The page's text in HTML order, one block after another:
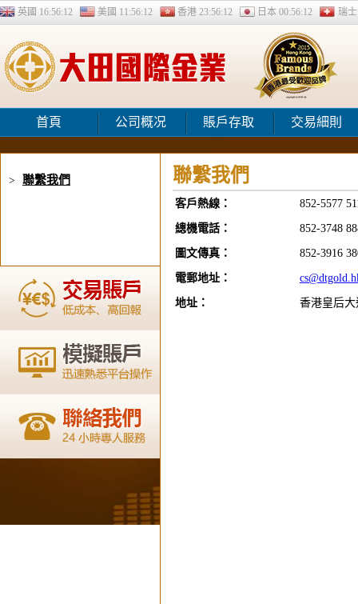
英國 16:56:12 美國 11:56:12 香港 23:56:12 日本 00:56:12 瑞
首頁 公司概况 賬戶存取 交易細則
> 聯繫我們 聯繫我們
客戶熱線： 852-5577
總機電話： 852-3748
圖文傳真： 852-3916
電郵地址：
地址： 香港皇后大